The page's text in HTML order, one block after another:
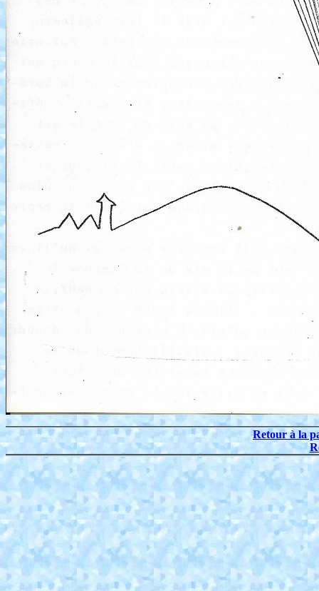
Retour à la